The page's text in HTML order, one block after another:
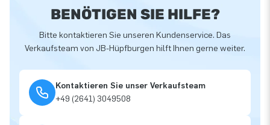
BENÖTIGEN SIE HILFE?
Bitte kontaktieren Sie unseren Kundenservice. Das
Verkaufsteam von JB-Hüpfburgen hilft Ihnen gerne weiter.
Kontaktieren Sie unser Verkaufsteam
+49 (2641) 3049508